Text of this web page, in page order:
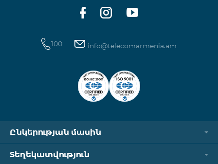
ցանցին միացված լինելու դեպքում։ Wi-Fi-ը և VPN-
ը պետք է անջատված լինեն, հակառակ դեպքում
100 info@telecomarmenia.am
Ընկերության մասին
Տեղեկատվություն